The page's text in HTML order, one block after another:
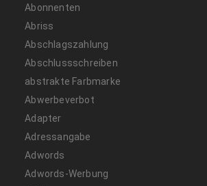
Abonnenten
Abriss
Abschlagszahlung
Abschlussschreiben
abstrakte Farbmarke
Abwerbeverbot
Adapter
Adressangabe
Adwords
Adwords-Werbung